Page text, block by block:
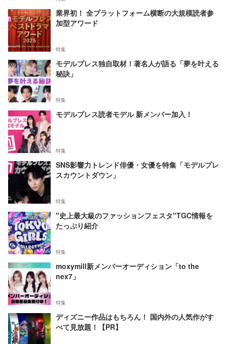
業界初！ 全プラットフォーム横断の大規模読者参
加型アワード
特集
モデルプレス独自取材！著名人が語る「夢を叶える
秘訣」
特集
モデルプレス読者モデル 新メンバー加入！
特集
SNS影響力トレンド俳優・女優を特集「モデルプレ
スカウントダウン」
特集
"史上最大級のファッションフェスタ"TGC情報を
たっぷり紹介
特集
moxymill新メンバーオーディション「to the
nex7」
特集
ディズニー作品はもちろん！ 国内外の人気作がす
べて見放題！【PR】